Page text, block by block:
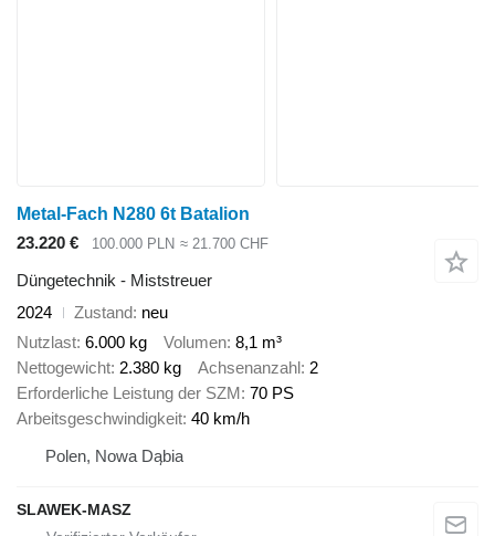
Metal-Fach N280 6t Batalion
23.220 €
100.000 PLN ≈ 21.700 CHF
Düngetechnik - Miststreuer
2024
Zustand neu
Nutzlast 6.000 kg Volumen 8,1 m³
Nettogewicht 2.380 kg Achsenanzahl 2
Erforderliche Leistung der SZM 70 PS
Arbeitsgeschwindigkeit 40 km/h
Polen, Nowa Dąbia
SLAWEK-MASZ